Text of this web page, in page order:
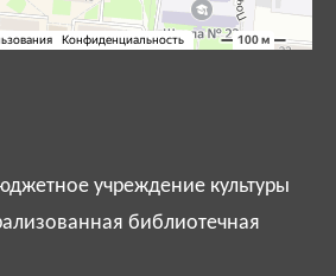
учреждение культуры
библиотечная